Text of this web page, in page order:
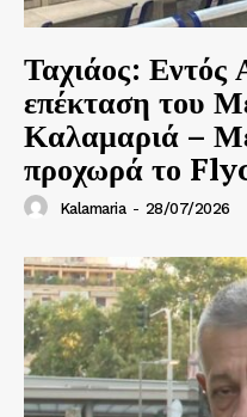
Ταχιάος: Εντός
επέκταση του
Καλαμαριά –
προχωρά το
Kalamaria - 28/07/2026